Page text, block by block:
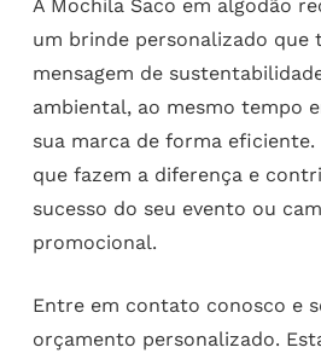
A Mochila Saco em algodão
um brinde personalizado que
mensagem de
ambiental, ao mesmo tempo
sua marca de forma
que fazem a diferença e
sucesso do seu evento ou
promocional.
Entre em contato conosco e
orçamento personalizado.